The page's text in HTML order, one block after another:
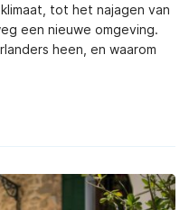
tot het najagen van
een nieuwe omgeving.
heen, en waarom